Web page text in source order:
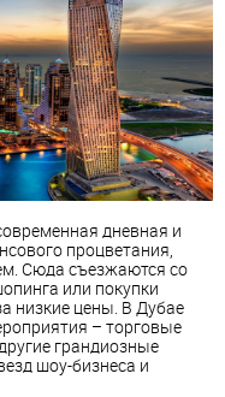
дневная и
процветания,
Сюда съезжаются со
или покупки
низкие цены. В Дубае
– торговые
грандиозные
шоу-бизнеса и